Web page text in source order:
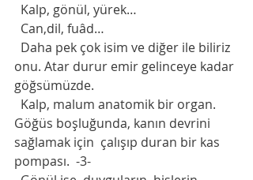
Kalp, gönül, yürek…
Can,dil, fuâd…
Daha pek çok isim ve diğer ile biliriz
onu. Atar durur emir gelinceye kadar
göğsümüzde.
Kalp, malum anatomik bir organ.
Göğüs boşluğunda, kanın devrini
sağlamak için  çalışıp duran bir kas
pompası.  -3-